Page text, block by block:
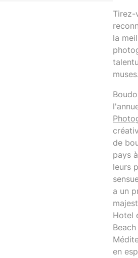
Tirez-
la
muses.
de
pays
leurs
a un
Hotel
en